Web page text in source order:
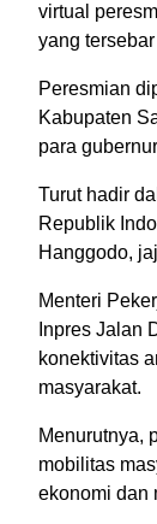
virtual
yang
Peresmian
Kabupaten
para
Turut hadir
Republik
Hanggodo,
Menteri
Inpres Jalan
konektivitas
masyarakat.
Menurutnya,
mobilitas
ekonomi dan